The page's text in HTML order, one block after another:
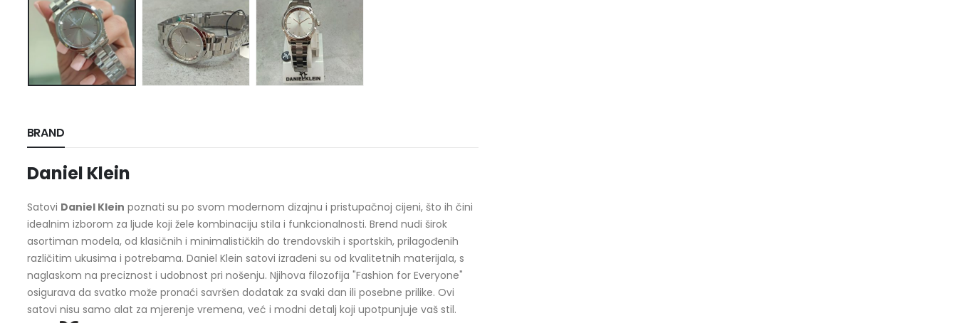
BRAND
Daniel Klein
Satovi Daniel Klein poznati su po svom modernom dizajnu i pristupačnoj cijeni, što ih čini
idealnim izborom za ljude koji žele kombinaciju stila i funkcionalnosti. Brend nudi širok
asortiman modela, od klasičnih i minimalističkih do trendovskih i sportskih, prilagođenih
različitim ukusima i potrebama. Daniel Klein satovi izrađeni su od kvalitetnih materijala, s
naglaskom na preciznost i udobnost pri nošenju. Njihova filozofija "Fashion for Everyone"
osigurava da svatko može pronaći savršen dodatak za svaki dan ili posebne prilike. Ovi
satovi nisu samo alat za mjerenje vremena, već i modni detalj koji upotpunjuje vaš stil.